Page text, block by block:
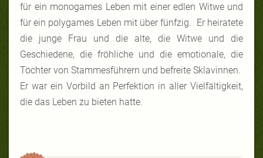
für ein monogames Leben mit einer edlen Witwe und
für ein polygames Leben mit über fünfzig. Er heiratete
die junge Frau und die alte, die Witwe und die
Geschiedene, die fröhliche und die emotionale, die
Töchter von Stammesführern und befreite Sklavinnen.
Er war ein Vorbild an Perfektion in aller Vielfältigkeit,
die das Leben zu bieten hatte.